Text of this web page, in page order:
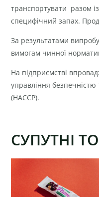
транспортувати разом
специфічний запах.
За результатами
вимогам чинної
На підприємстві
управління безпечністю
(HACCP).
СУПУТНІ